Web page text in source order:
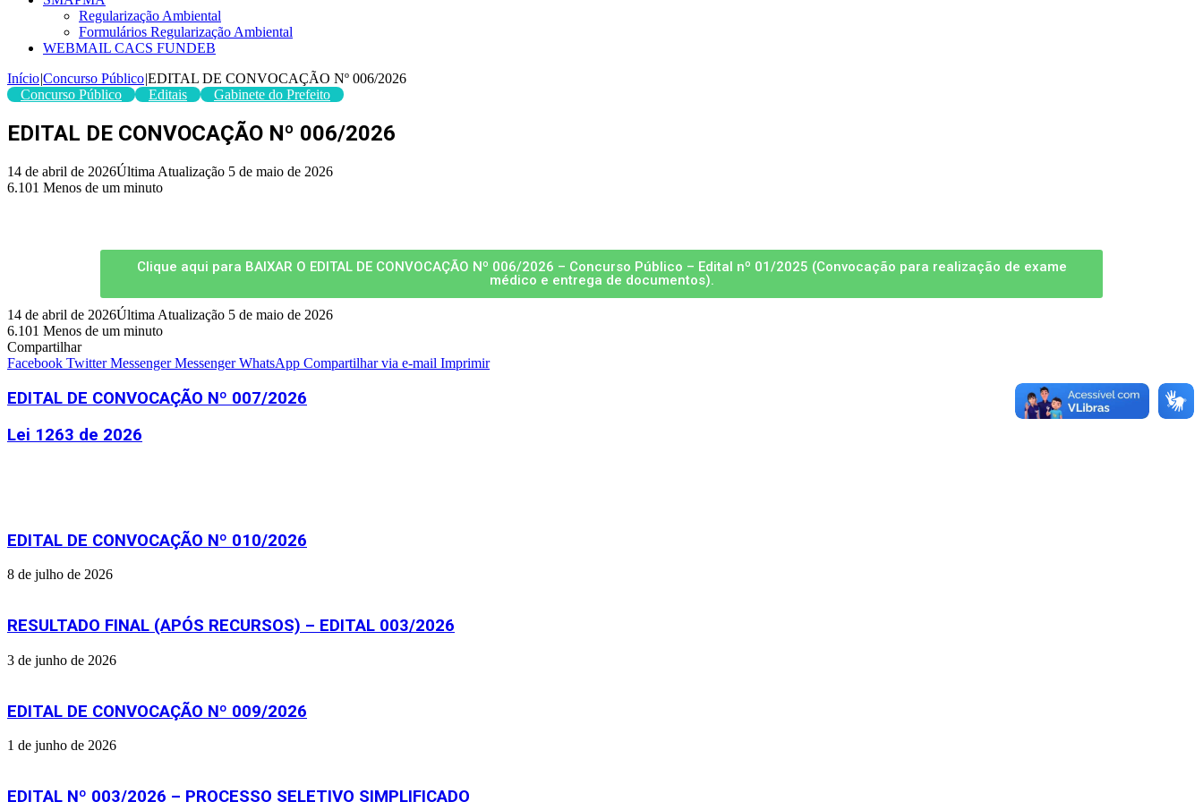
Regularização Ambiental
Formulários Regularização Ambiental
WEBMAIL CACS FUNDEB
Início|Concurso Público|EDITAL DE CONVOCAÇÃO Nº 006/2026
Concurso Público
Editais Gabinete do Prefeito
EDITAL DE CONVOCAÇÃO Nº 006/2026
14 de abril de 2026Última Atualização 5 de maio de 2026
6.101 Menos de um minuto
Clique aqui para BAIXAR O EDITAL DE CONVOCAÇÃO Nº 006/2026 – Concurso Público – Edital nº 01/2025 (Convocação para realização de exame
médico e entrega de documentos).
14 de abril de 2026Última Atualização 5 de maio de 2026
6.101 Menos de um minuto
Compartilhar
Facebook Twitter Messenger Messenger WhatsApp Compartilhar via e-mail Imprimir
EDITAL DE CONVOCAÇÃO Nº 007/2026
Lei 1263 de 2026
EDITAL DE CONVOCAÇÃO Nº 010/2026
8 de julho de 2026
RESULTADO FINAL (APÓS RECURSOS) – EDITAL 003/2026
3 de junho de 2026
EDITAL DE CONVOCAÇÃO Nº 009/2026
1 de junho de 2026
EDITAL Nº 003/2026 – PROCESSO SELETIVO SIMPLIFICADO